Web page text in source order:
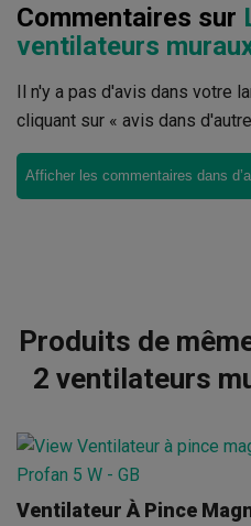
Commentaires sur
ventilateurs
Il n'y a pas d'avis dans votre
cliquant sur « avis dans
Afficher les commentaires dans
Produits de
2 ventilateurs